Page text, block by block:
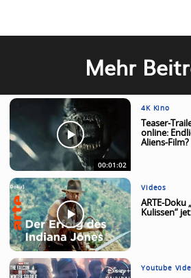
Mehr
00:01:02
4K Kino
Teaser-
online:
Aliens-Film?
Videos
ARTE-Doku
Kulissen“
Youtube